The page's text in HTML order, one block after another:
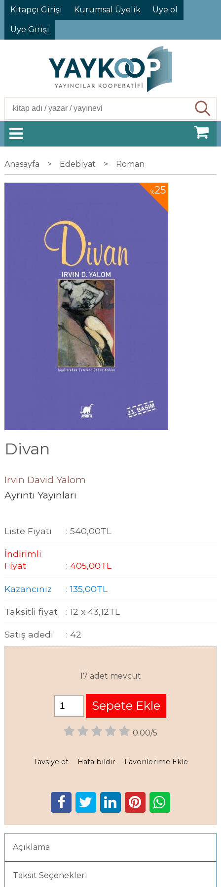
Kitapçı Girişi Kurumsal Üyelik Üye ol
Üye Girişi
Anasayfa > Edebiyat > Roman
%25
Divan
Irvin David Yalom
Ayrıntı Yayınları
Liste Fiyatı : 540,00TL
İndirimli
Fiyat
: 405,00TL
Kazancınız :135,00TL
Taksitli fiyat : 12 x 43,12TL
Satış adedi : 42
17 adet mevcut
Sepete Ekle
0.00/5
Tavsiye et Hata bildir Favorilerime Ekle
Açıklama
Taksit Seçenekleri